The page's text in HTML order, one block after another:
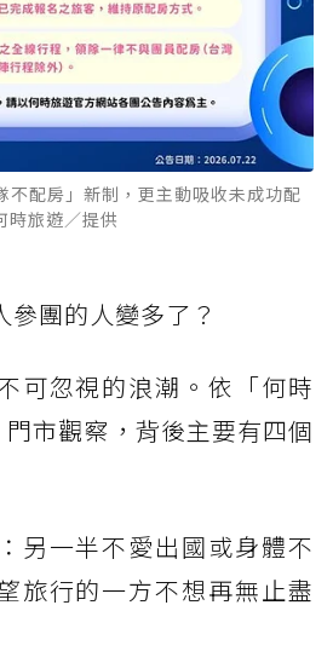
配房」新制，更主動吸收未成功配
旅遊／提供
團的人變多了？
可忽視的浪潮。依「何時
市觀察，背後主要有四個
另一半不愛出國或身體不
旅行的一方不想再無止盡